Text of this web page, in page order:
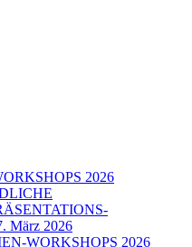
2026
März 2026
WORKSHOPS 2026